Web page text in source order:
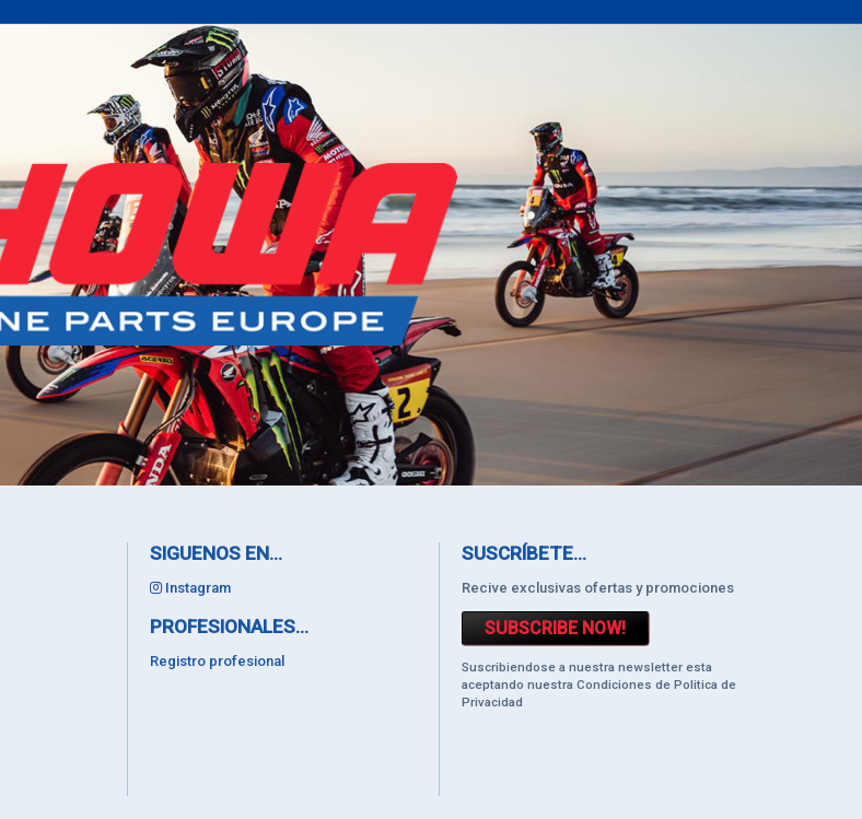
SIGUENOS EN...
Instagram
PROFESIONALES...
Registro profesional
SUSCRÍBETE...
Recive exclusivas ofertas y promociones
SUBSCRIBE NOW!
Suscribiendose a nuestra newsletter esta
aceptando nuestra Condiciones de Politica de
Privacidad